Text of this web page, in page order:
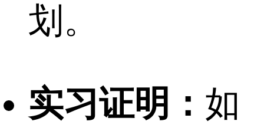
划。
实习证明： 如